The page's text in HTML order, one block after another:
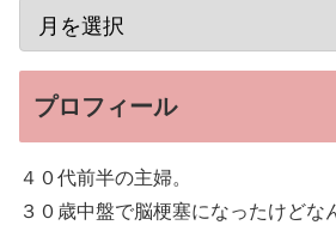
プロフィール
４０代前半の主婦。
３０歳中盤で脳梗塞になったけどな